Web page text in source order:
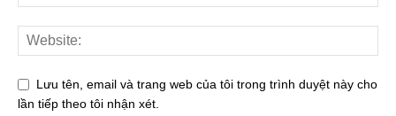
Lưu tên, email và trang web của tôi trong trình duyệt này cho
lần tiếp theo tôi nhận xét.